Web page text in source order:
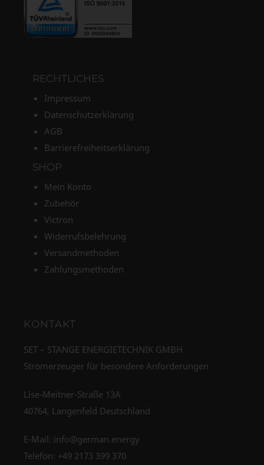
RECHTLICHES
Impressum
Datenschutzerklärung
AGB
Barrierefreiheitserklärung
SHOP
Mein Konto
Zubehör
Victron
Widerrufsbelehrung
Versandmethoden
Zahlungsmethoden
KONTAKT
SET – STANGE ENERGIETECHNIK GMBH
Stromerzeuger für besondere Anforderungen
Lise-Meitner-Straße 13A
40764, Langenfeld Deutschland
E-Mail: info@german.energy
Telefon: +49 2173 399 370